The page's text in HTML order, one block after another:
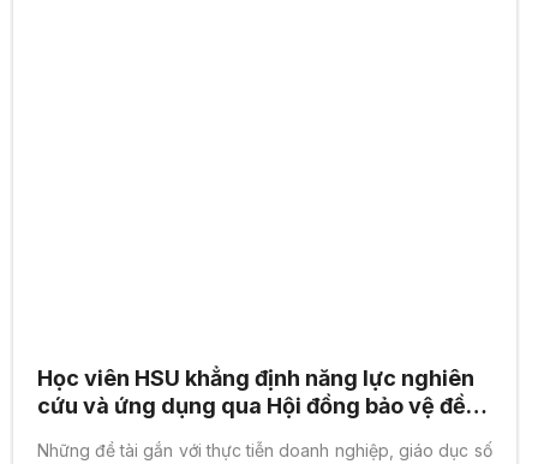
Học viên HSU khẳng định năng lực nghiên
cứu và ứng dụng qua Hội đồng bảo vệ đề
Những đề tài gắn với thực tiễn doanh nghiệp, giáo dục số